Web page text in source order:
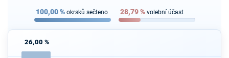
100,00% okrsků sečteno 28,79% volební účast
26,00 %